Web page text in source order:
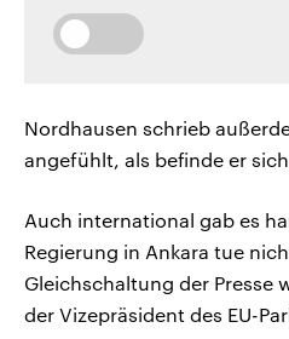
Nordhausen schrieb
angefühlt, als befinde er
Auch international gab es
Regierung in Ankara tue
Gleichschaltung der Presse
der Vizepräsident des EU-